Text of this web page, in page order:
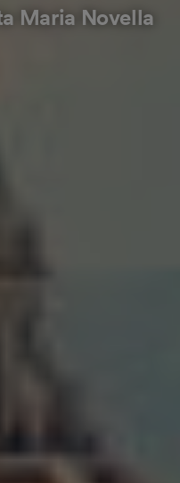
Maria Novella